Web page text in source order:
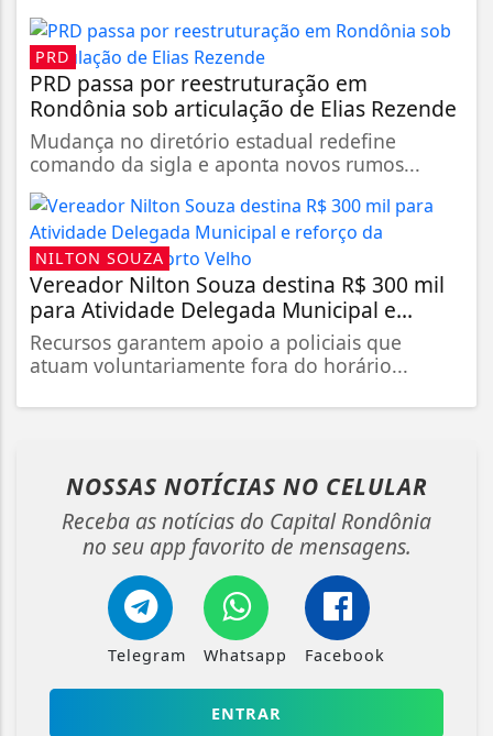
PRD
PRD passa por reestruturação em
Rondônia sob articulação de Elias Rezende
Mudança no diretório estadual redefine
comando da sigla e aponta novos rumos...
NILTON SOUZA
Vereador Nilton Souza destina R$ 300 mil
para Atividade Delegada Municipal e...
Recursos garantem apoio a policiais que
atuam voluntariamente fora do horário...
NOSSAS NOTÍCIAS NO CELULAR
Receba as notícias do Capital Rondônia
no seu app favorito de mensagens.
Telegram Whatsapp Facebook
ENTRAR